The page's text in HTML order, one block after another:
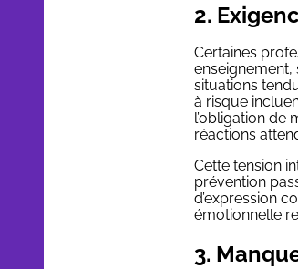
2.
Certaines
enseignement,
situations
à risque
l’obligation de
réactions
Cette tension
prévention
d’expression
émotionnelle
3.